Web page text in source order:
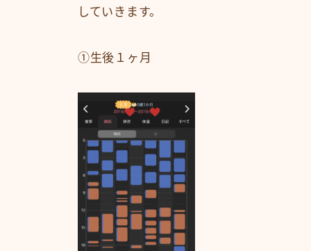
していきます。
①生後１ヶ月